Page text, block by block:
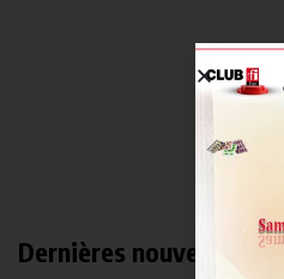
Dernières nouvelles